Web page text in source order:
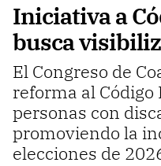
Iniciativa a
busca
El Congreso de
reforma al
personas con
promoviendo la
elecciones de